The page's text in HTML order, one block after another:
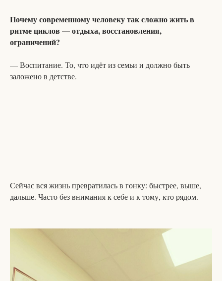
Почему современному человеку так сложно жить в
ритме циклов — отдыха, восстановления,
ограничений?
— Воспитание. То, что идёт из семьи и должно быть
заложено в детстве.
Сейчас вся жизнь превратилась в гонку: быстрее, выше,
дальше. Часто без внимания к себе и к тому, кто рядом.